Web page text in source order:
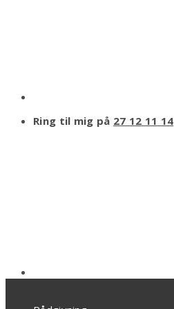
Ring til mig på 27 12 11 14